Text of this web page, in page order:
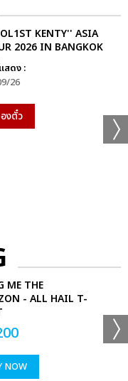
KENTY'' ASIA
2026 IN BANGKOK
สดง :
26
งตั๋ว
ME THE
- ALL HAIL T-
NOW